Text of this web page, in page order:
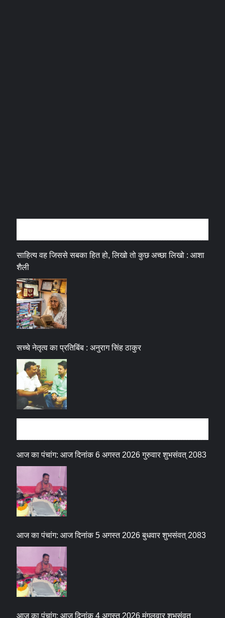
साहित्य वह जिससे सबका हित हो, लिखो तो कुछ अच्छा लिखो : आशा
शैली
सच्चे नेतृत्व का प्रतिबिंब : अनुराग सिंह ठाकुर
आज का पंचांग: आज दिनांक 6 अगस्त 2026 गुरुवार शुभसंवत् 2083
आज का पंचांग: आज दिनांक 5 अगस्त 2026 बुधवार शुभसंवत् 2083
आज का पंचांग: आज दिनांक 4 अगस्त 2026 मंगलवार शुभसंवत्